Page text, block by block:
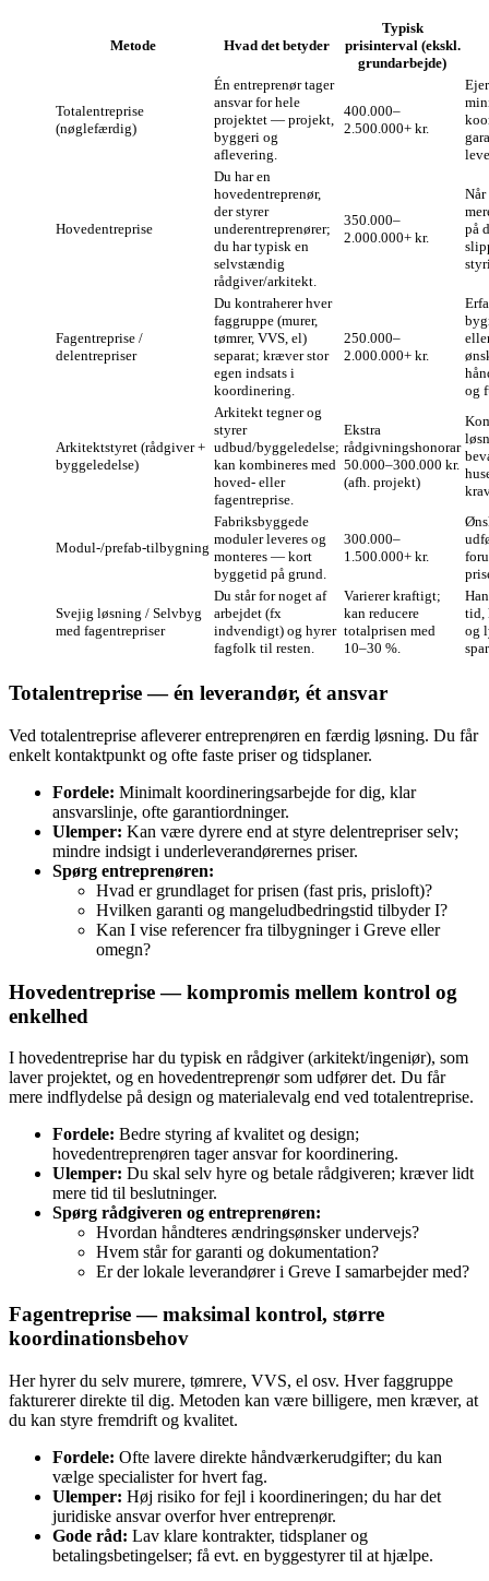
Metode Hvad det betyder
Typisk
prisinterval (ekskl.
grundarbejde)
Totalentreprise
(nøglefærdig)
Én entreprenør tager
ansvar for hele
projektet — projekt,
byggeri og
aflevering.
400.000–
2.500.000+ kr.
Hovedentreprise
Du har en
hovedentreprenør,
der styrer
underentreprenører;
du har typisk en
selvstændig
rådgiver/arkitekt.
350.000–
2.000.000+ kr.
på
Fagentreprise /
delentrepriser
Du kontraherer hver
faggruppe (murer,
tømrer, VVS, el)
separat; kræver stor
egen indsats i
koordinering.
250.000–
2.000.000+ kr.
og
Arkitektstyret (rådgiver +
byggeledelse)
Arkitekt tegner og
styrer
udbud/byggeledelse;
kan kombineres med
hoved- eller
fagentreprise.
Ekstra
rådgivningshonorar
50.000–300.000 kr.
(afh. projekt)
Modul-/prefab‑tilbygning
Fabriksbyggede
moduler leveres og
monteres — kort
byggetid på grund.
300.000–
1.500.000+ kr.
Svejig løsning / Selvbyg
med fagentrepriser
Du står for noget af
arbejdet (fx
indvendigt) og hyrer
fagfolk til resten.
Varierer kraftigt;
kan reducere
totalprisen med
10–30 %.
tid,
og
Totalentreprise — én leverandør, ét ansvar
Ved totalentreprise afleverer entreprenøren en færdig løsning. Du får
enkelt kontaktpunkt og ofte faste priser og tidsplaner.
Fordele: Minimalt koordineringsarbejde for dig, klar
ansvarslinje, ofte garantiordninger.
Ulemper: Kan være dyrere end at styre delentrepriser selv;
mindre indsigt i underleverandørernes priser.
Spørg entreprenøren:
Hvad er grundlaget for prisen (fast pris, prisloft)?
Hvilken garanti og mangeludbedringstid tilbyder I?
Kan I vise referencer fra tilbygninger i Greve eller
omegn?
Hovedentreprise — kompromis mellem kontrol og
enkelhed
I hovedentreprise har du typisk en rådgiver (arkitekt/ingeniør), som
laver projektet, og en hovedentreprenør som udfører det. Du får
mere indflydelse på design og materialevalg end ved totalentreprise.
Fordele: Bedre styring af kvalitet og design;
hovedentreprenøren tager ansvar for koordinering.
Ulemper: Du skal selv hyre og betale rådgiveren; kræver lidt
mere tid til beslutninger.
Spørg rådgiveren og entreprenøren:
Hvordan håndteres ændringsønsker undervejs?
Hvem står for garanti og dokumentation?
Er der lokale leverandører i Greve I samarbejder med?
Fagentreprise — maksimal kontrol, større
koordinationsbehov
Her hyrer du selv murere, tømrere, VVS, el osv. Hver faggruppe
fakturerer direkte til dig. Metoden kan være billigere, men kræver, at
du kan styre fremdrift og kvalitet.
Fordele: Ofte lavere direkte håndværkerudgifter; du kan
vælge specialister for hvert fag.
Ulemper: Høj risiko for fejl i koordineringen; du har det
juridiske ansvar overfor hver entreprenør.
Gode råd: Lav klare kontrakter, tidsplaner og
betalingsbetingelser; få evt. en byggestyrer til at hjælpe.